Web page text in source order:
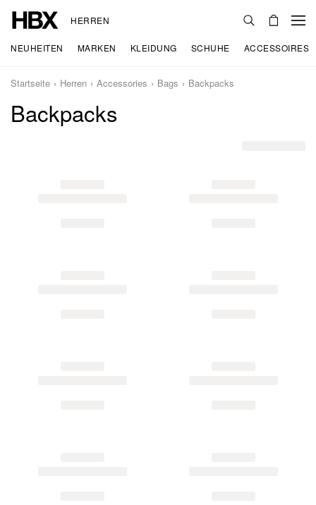
HERREN
NEUHEITEN MARKEN KLEIDUNG SCHUHE ACCESSOIRES
Startseite Herren Accessories Bags Backpacks
Backpacks